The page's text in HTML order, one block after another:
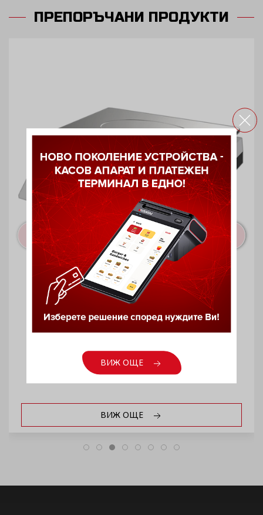
ПРЕПОРЪЧАНИ ПРОДУКТИ
Електронна везна DS15
ВИЖ ОЩЕ
ВИЖ ОЩЕ